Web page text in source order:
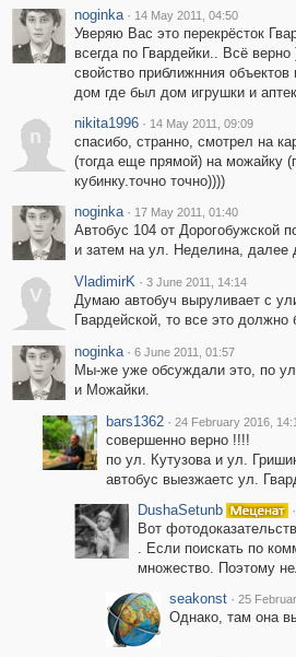
noginka · 14 May 2011, 04:50
Уверяю Вас это перекрёсток
всегда по Гвардейки.. Всё
свойство приближнния
дом где был дом игрушки и
n
nikita1996 · 14 May 2011, 09:09
спасибо, странно, смотрел на
(тогда еще прямой) на можайку
кубинку.точно точно))))
noginka · 17 May 2011, 01:40
Автобус 104 от Дорогобужской
и затем на ул. Неделина, далее
V
VladimirK · 3 June 2011, 14:14
Думаю автобуч выруливает с
Гвардейской, то все это
noginka · 6 June 2011, 01:57
Мы-же уже обсуждали это, по ул
и Можайки.
bars1362 · 24 February 2016,
совершенно верно !!!!
по ул. Кутузова и ул.
автобус выезжаетс ул.
DushaSetunb
·
Вот
. Если поискать по
множество. Поэтому
seakonst · 25
Однако, там она